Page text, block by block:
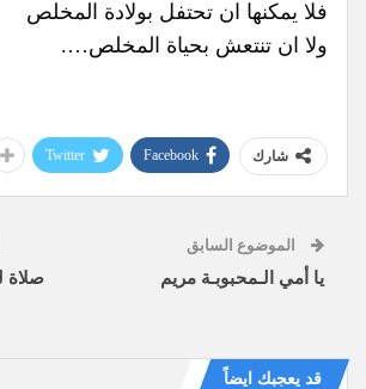
فلا يمكنها ان تحتفل بولادة المخلص
ولا ان تنتعش بحياة المخلص….
شارك Facebook
Twitter
الموضوع السابق
يا أمي الـمحبوبـة مريم
صلاة
قد يعجبك ايضاً